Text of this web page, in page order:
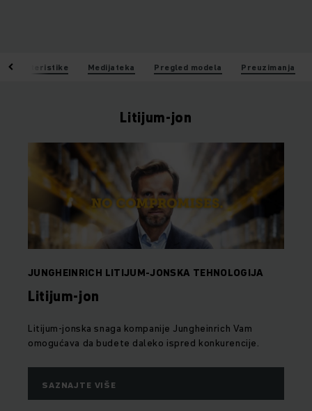
Karakteristike Medijateka Pregled modela Preuzimanja
Litijum-jon
JUNGHEINRICH LITIJUM-JONSKA TEHNOLOGIJA
Litijum-jon
Litijum-jonska snaga kompanije Jungheinrich Vam
omogućava da budete daleko ispred konkurencije.
SAZNAJTE VIŠE